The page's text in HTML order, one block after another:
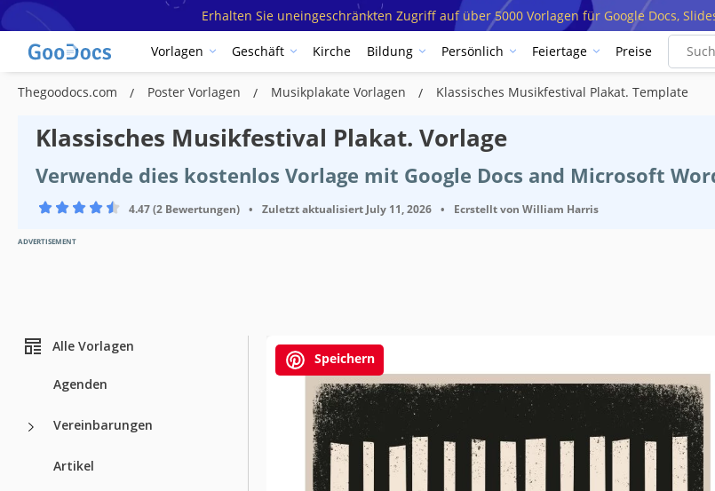
Erhalten Sie uneingeschränkten Zugriff auf über 5000 Vorlagen für Google Docs,
Vorlagen Geschäft Kirche Bildung Persönlich Feiertage Preise
Thegoodocs.com Poster Vorlagen Musikplakate Vorlagen Klassisches Musikfestival Plakat. Template
Klassisches Musikfestival Plakat. Vorlage
Verwende dies kostenlos Vorlage mit Google Docs and Microsoft
4.47 (2 Bewertungen) • Zuletzt aktualisiert July 11, 2026 • Ecrstellt von William Harris
ADVERTISEMENT
Alle Vorlagen
Agenden
Vereinbarungen
Artikel
Speichern